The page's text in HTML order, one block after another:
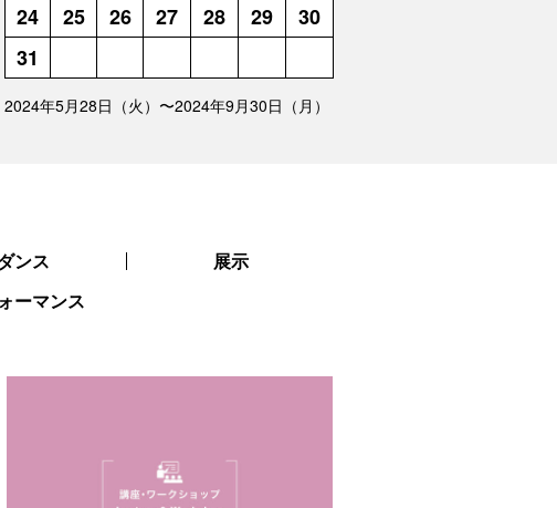
24
25 26 27 28 29
30
31
2024年5月28日（火）〜2024年9月30日（月）
ンス
展示
ーマンス